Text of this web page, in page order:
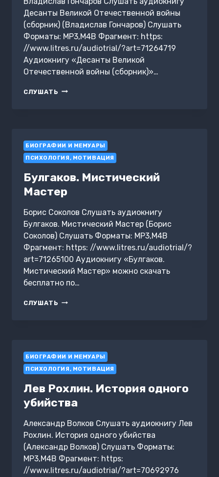
Десанты Великой Отечественной войны
(сборник) (Владислав Гончаров) Слушать
Форматы: MP3,M4B Фрагмент: https:
//www.litres.ru/audiotrial/?art=71264719
Аудиокнигу «Десанты Великой
Отечественной войны (сборник)»…
СЛУШАТЬ ДЕСАНТЫ
БИОГРАФИИ И МЕМУАРЫ
ПСИХОЛОГИЯ, МОТИВАЦИЯ
Булгаков. Мистический
Мастер
Борис Соколов Слушать аудиокнигу
Булгаков. Мистический Мастер (Борис
Соколов) Слушать Форматы: MP3,M4B
Фрагмент: https: //www.litres.ru/audiotrial/?
art=71265100 Аудиокнигу «Булгаков.
Мистический Мастер» можно скачать
бесплатно по…
СЛУШАТЬ БУЛГАКОВ.
БИОГРАФИИ И МЕМУАРЫ
ПСИХОЛОГИЯ, МОТИВАЦИЯ
Лев Рохлин. История одного
убийства
Александр Волков Слушать аудиокнигу Лев
Рохлин. История одного убийства
(Александр Волков) Слушать Форматы:
MP3,M4B Фрагмент: https:
//www.litres.ru/audiotrial/?art=70692976